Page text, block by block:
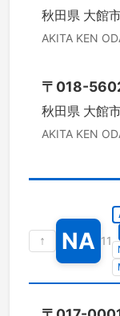
秋田県 大館
AKITA KEN
〒 018-
秋田県 大館
AKITA KEN
↑ NA 11